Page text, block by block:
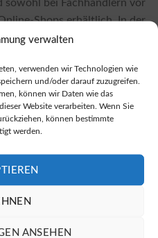
verwalten
verwenden wir Technologien wie
und/oder darauf zuzugreifen.
können wir Daten wie das
Website verarbeiten. Wenn Sie
können bestimmte
werden.
ANSEHEN
sowohl bei Fachhändlern vor
Shops erhältlich. In der
Shops günstiger. Eine
der Webseite E-Mobileo für
Wovon hängen
bidirektionalen
Modell und den örtlichen
an der bestehende